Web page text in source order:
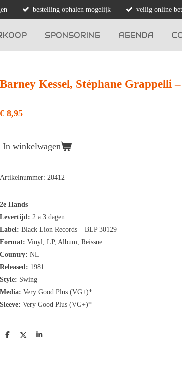
bestelling ophalen mogelijk veilig online
SPONSORING AGENDA
Barney Kessel, Stéphane Grappelli
€ 8,95
In winkelwagen
Artikelnummer: 20412
2e Hands
Levertijd: 2 a 3 dagen
Label: Black Lion Records ‎– BLP 30129
Format: Vinyl, LP, Album, Reissue
Country: NL
Released: 1981
Style: Swing
Media: Very Good Plus (VG+)*
Sleeve: Very Good Plus (VG+)*
D
D
S